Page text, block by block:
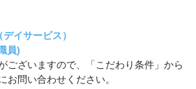
イサービス）
員)
ございますので、「こだわり条件」から
お問い合わせください。